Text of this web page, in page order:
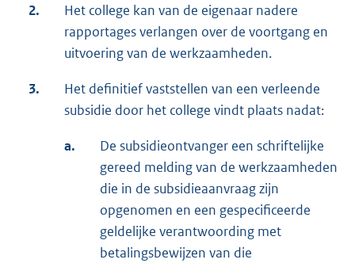
2.
Het college kan van de eigenaar nadere
rapportages verlangen over de voortgang en
uitvoering van de werkzaamheden.
3.
Het definitief vaststellen van een verleende
subsidie door het college vindt plaats nadat:
a.
De subsidieontvanger een schriftelijke
gereed melding van de werkzaamheden
die in de subsidieaanvraag zijn
opgenomen en een gespecificeerde
geldelijke verantwoording met
betalingsbewijzen van die